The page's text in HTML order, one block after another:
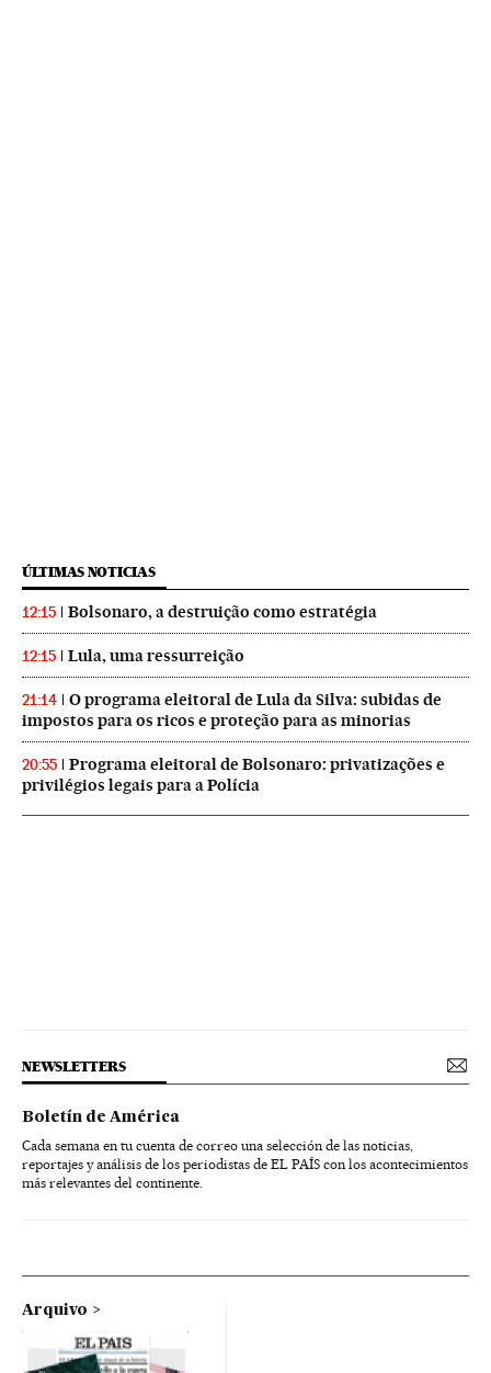
ÚLTIMAS NOTICIAS
12:15 Bolsonaro, a destruição como estratégia
12:15 Lula, uma ressurreição
21:14
O programa eleitoral de Lula da Silva: subidas de
impostos para os ricos e proteção para as minorias
20:55
Programa eleitoral de Bolsonaro: privatizações e
privilégios legais para a Polícia
NEWSLETTERS
Boletín de América
Cada semana en tu cuenta de correo una selección de las noticias,
reportajes y análisis de los periodistas de EL PAÍS con los acontecimientos
más relevantes del continente.
Arquivo